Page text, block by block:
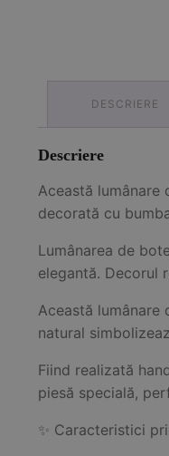
DESCRIERE
Descriere
Această
decorată cu
Lumânarea de
elegantă. Decorul
Această
natural
Fiind realizată
piesă specială,
✨ Caracteristici